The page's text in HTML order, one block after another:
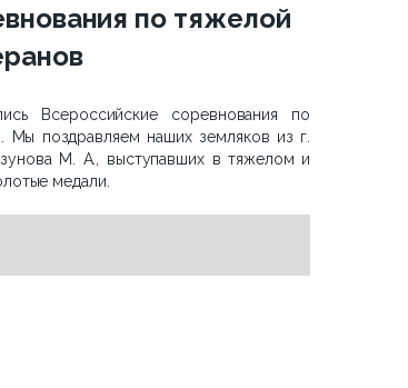
по тяжелой
Всероссийские соревнования по
Мы поздравляем наших земляков из г.
М. А., выступавших в тяжелом и
медали.